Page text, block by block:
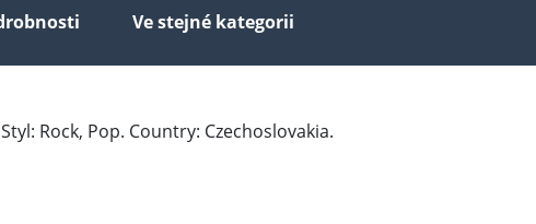
Ve stejné kategorii
Rock, Pop. Country: Czechoslovakia.